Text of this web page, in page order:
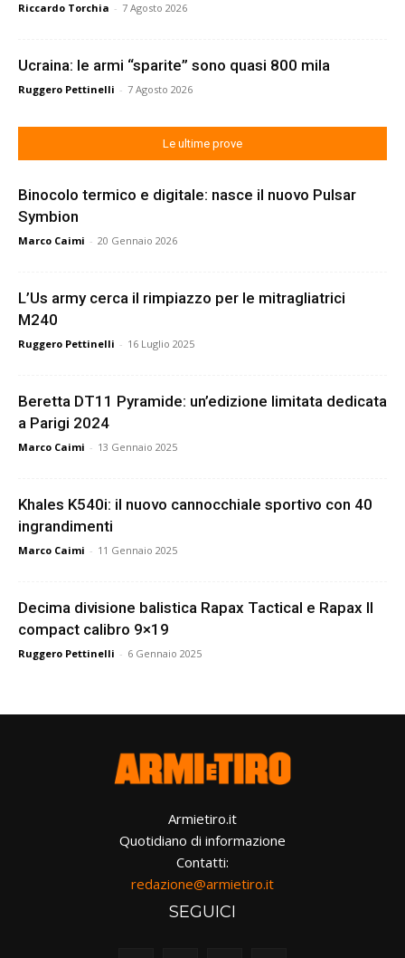
Riccardo Torchia - 7 Agosto 2026
Ucraina: le armi “sparite” sono quasi 800 mila
Ruggero Pettinelli - 7 Agosto 2026
Le ultime prove
Binocolo termico e digitale: nasce il nuovo Pulsar
Symbion
Marco Caimi - 20 Gennaio 2026
L’Us army cerca il rimpiazzo per le mitragliatrici
M240
Ruggero Pettinelli - 16 Luglio 2025
Beretta DT11 Pyramide: un’edizione limitata dedicata
a Parigi 2024
Marco Caimi - 13 Gennaio 2025
Khales K540i: il nuovo cannocchiale sportivo con 40
ingrandimenti
Marco Caimi - 11 Gennaio 2025
Decima divisione balistica Rapax Tactical e Rapax II
compact calibro 9×19
Ruggero Pettinelli - 6 Gennaio 2025
Armietiro.it
Quotidiano di informazione
Contatti:
redazione@armietiro.it
SEGUICI